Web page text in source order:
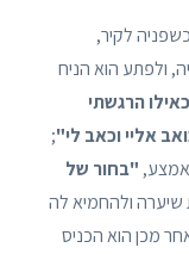
לקיר,
ולפתע הוא הניח
הרגשתי
אליי וכאב לי";
"בחור של
ולהחמיא לה
מכן הוא הכניס